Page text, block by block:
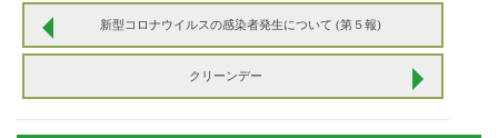
新型コロナウイルスの感染者発生について (第５報)
クリーンデー